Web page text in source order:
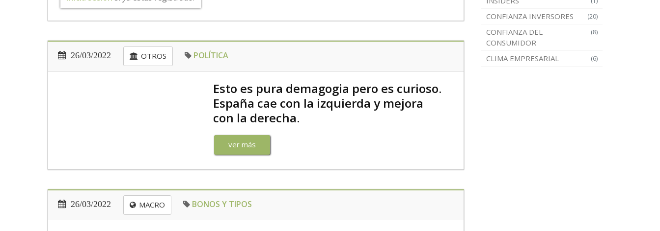
26/03/2022 OTROS POLÍTICA
Esto es pura demagogia pero es curioso.
España cae con la izquierda y mejora
con la derecha.
ver más
26/03/2022 MACRO BONOS Y TIPOS
(20)
CONFIANZA INVERSORES
(8)
CONFIANZA DEL
CONSUMIDOR
(6)
CLIMA EMPRESARIAL